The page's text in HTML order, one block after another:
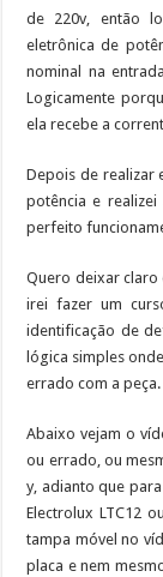
de 220v, então
eletrônica de
nominal na
Logicamente
ela recebe a
Depois de realizar
potência e realizei
perfeito
Quero deixar claro
irei fazer um
identificação de
lógica simples
errado com a peça.
Abaixo vejam o
ou errado, ou
y, adianto que
Electrolux LTC12
tampa móvel no
placa e nem